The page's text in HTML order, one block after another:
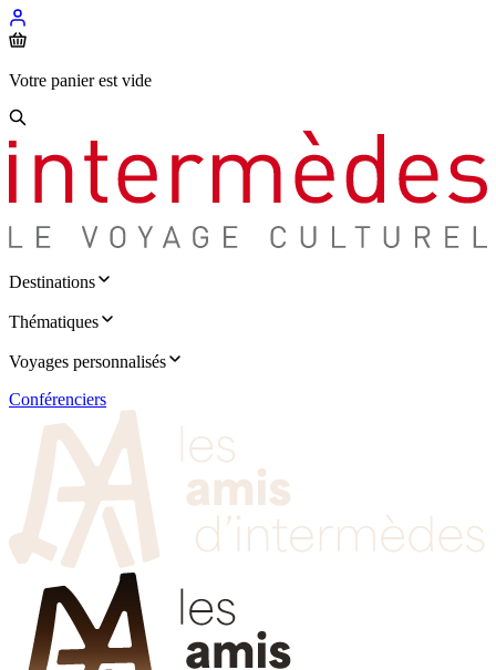
Votre panier est vide
Destinations
Thématiques
Voyages personnalisés
Conférenciers